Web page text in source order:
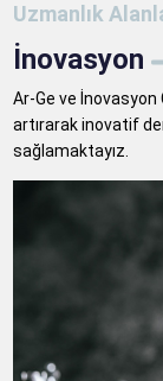
Uzmanlık
İnovasyon
Ar-Ge ve İnovasyon
artırarak inovatif
sağlamaktayız.